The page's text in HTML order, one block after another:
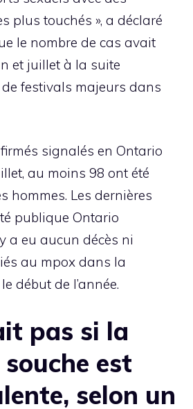
plus touchés », a déclaré
le nombre de cas avait
et juillet à la suite
de festivals majeurs dans
signalés en Ontario
au moins 98 ont été
hommes. Les dernières
publique Ontario
a eu aucun décès ni
au mpox dans la
début de l’année.
pas si la
est
selon un